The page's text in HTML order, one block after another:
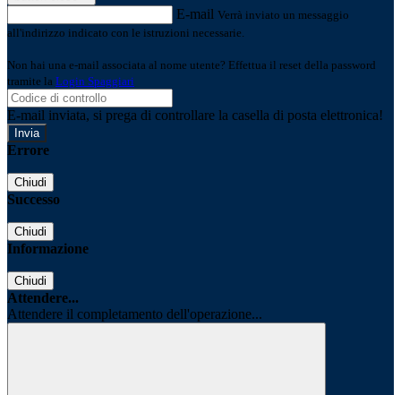
E-mail Verrà inviato un messaggio
all'indirizzo indicato con le istruzioni necessarie.
Non hai una e-mail associata al nome utente? Effettua il reset della password
tramite la Login Spaggiari
E-mail inviata, si prega di controllare la casella di posta elettronica!
Errore
Chiudi
Successo
Chiudi
Informazione
Chiudi
Attendere...
Attendere il completamento dell'operazione...